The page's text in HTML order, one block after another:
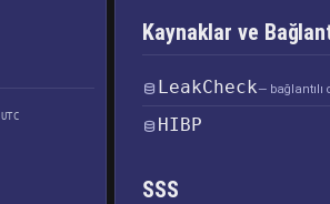
UTC
Kaynaklar ve
LeakCheck— bağlantılı
HIBP
SSS